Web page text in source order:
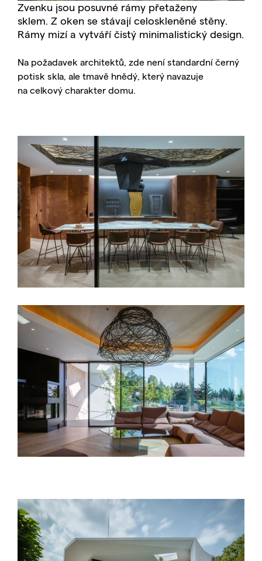
Zvenku jsou posuvné rámy přetaženy
sklem. Z oken se stávají celoskleněné stěny.
Rámy mizí a vytváří čistý minimalistický design.
Na požadavek architektů, zde není standardní černý
potisk skla, ale tmavě hnědý, který navazuje
na celkový charakter domu.